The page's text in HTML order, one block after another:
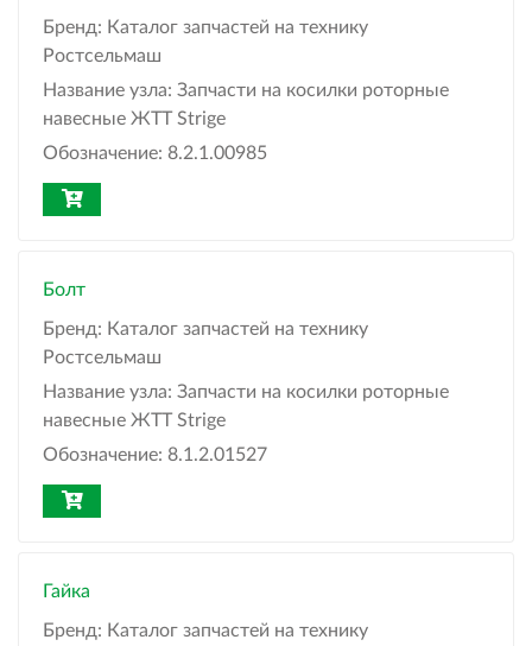
Бренд: Каталог запчастей на технику
Ростсельмаш
Название узла: Запчасти на косилки роторные
навесные ЖТТ Strige
Обозначение: 8.2.1.00985
Болт
Бренд: Каталог запчастей на технику
Ростсельмаш
Название узла: Запчасти на косилки роторные
навесные ЖТТ Strige
Обозначение: 8.1.2.01527
Гайка
Бренд: Каталог запчастей на технику